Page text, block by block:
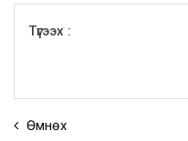
Түгээх :
Өмнөх